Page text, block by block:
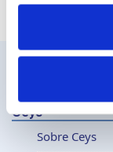
Si lo permite,
para buscar
digitales)
Ceys
Sobre Ceys